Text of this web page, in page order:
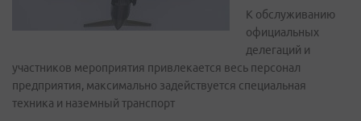
К обслуживанию
официальных
делегаций и
участников мероприятия привлекается весь персонал
предприятия, максимально задействуется специальная
техника и наземный транспорт